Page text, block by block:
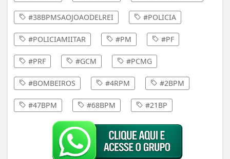
#38BPMSAOJOAODELREI #POLICIA
#POLICIAMIITAR #PM #PF
#PRF #GCM #PCMG
#BOMBEIROS #4RPM #2BPM
#47BPM #68BPM #21BP